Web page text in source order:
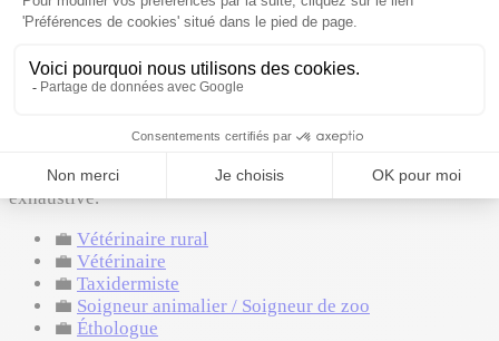
Spécialités conseillées
SVT
Où ça mène
Cette formation peut mener à ces métiers. Liste non
exhaustive.
💼 Vétérinaire rural
💼 Vétérinaire
💼 Taxidermiste
💼 Soigneur animalier / Soigneur de zoo
💼 Éthologue